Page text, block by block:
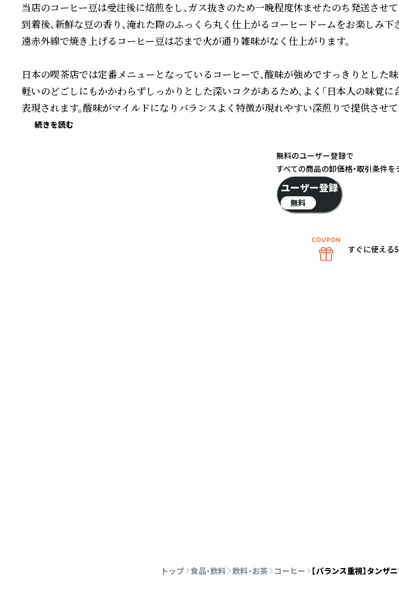
当店のコーヒー豆は受注後に焙煎をし、ガス抜きのため一晩程度休ませたのち発送させて
到着後、新鮮な豆の香り、淹れた際のふっくら丸く仕上がるコーヒードームをお楽しみ下
遠赤外線で焼き上げるコーヒー豆は芯まで火が通り雑味がなく仕上がります。
日本の喫茶店では定番メニューとなっているコーヒーで、酸味が強めですっきりとした味
軽いのどごしにもかかわらずしっかりとした深いコクがあるため、よく「日本人の味覚に
表現されます。酸味がマイルドになりバランスよく特徴が現れやすい深煎りで提供させて
続きを読む
トップ 食品・飲料 飲料・お茶 コーヒー 【バランス重視】タンザ
無料のユーザー登録で
すべての商品の卸価格・取引条件を
ユーザー登録
無料
すぐに使える